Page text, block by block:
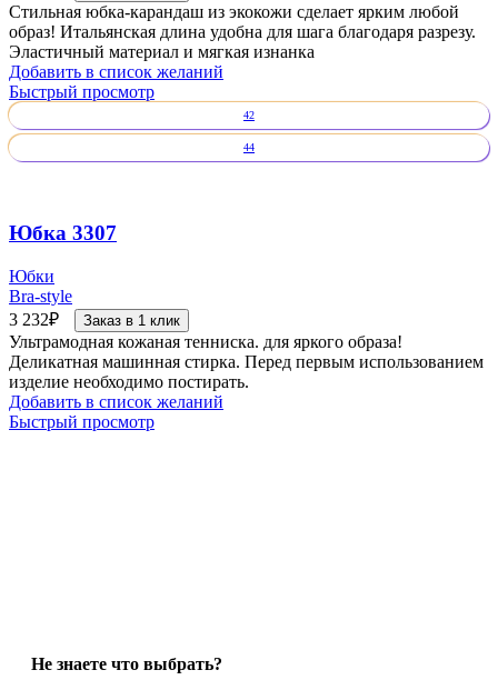
Стильная юбка-карандаш из экокожи сделает ярким любой
образ! Итальянская длина удобна для шага благодаря разрезу.
Эластичный материал и мягкая изнанка
Добавить в список желаний
Быстрый просмотр
42
44
Юбка 3307
Юбки
Bra-style
3 232₽ Заказ в 1 клик
Ультрамодная кожаная тенниска. для яркого образа!
Деликатная машинная стирка. Перед первым использованием
изделие необходимо постирать.
Добавить в список желаний
Быстрый просмотр
Не знаете что выбрать?